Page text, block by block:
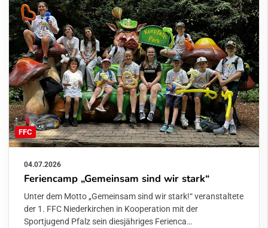
FFC
04.07.2026
Feriencamp „Gemeinsam sind wir stark“
Unter dem Motto „Gemeinsam sind wir stark!“ veranstaltete
der 1. FFC Niederkirchen in Kooperation mit der
Sportjugend Pfalz sein diesjähriges Ferienca…